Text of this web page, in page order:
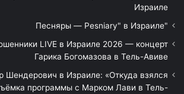
Израиле
"Песняры — Pesniary" в Израиле
LIVE в Израиле 2026 — концерт
Гарика Богомазова в Тель-Авиве
Шендерович в Израиле: «Откуда взялся
программы с Марком Лави в Тель-